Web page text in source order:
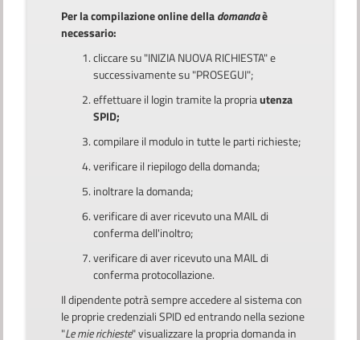
Per la compilazione online delladomandaè
necessario:
cliccare su "INIZIA NUOVA RICHIESTA" e
successivamente su "PROSEGUI";
effettuare il login tramite la propriautenza
SPID;
compilare il modulo in tutte le parti richieste;
verificare il riepilogo della domanda;
inoltrare la domanda;
verificare di aver ricevuto una MAIL di
conferma dell'inoltro;
verificare di aver ricevuto una MAIL di
conferma protocollazione.
Il dipendente potrà sempre accedere al sistema con
le proprie credenziali SPID ed entrando nella sezione
"Le mie richieste" visualizzare la propria domanda in